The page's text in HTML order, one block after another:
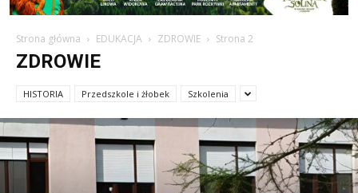
Strona główna EDUKACJA ZDROWIE Strona 2
ZDROWIE
HISTORIA Przedszkole i żłobek Szkolenia